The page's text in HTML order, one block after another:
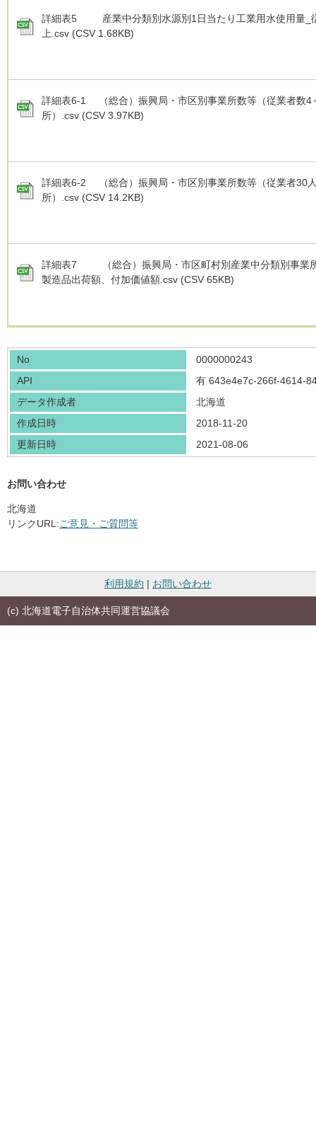
詳細表5 産業中分類別水源別1日当たり工業用水使用量_
上.csv (CSV 1.68KB)
詳細表6-1 （総合）振興局・市区別事業所数等（従業者数4
所）.csv (CSV 3.97KB)
詳細表6-2 （総合）振興局・市区別事業所数等（従業者30
所）.csv (CSV 14.2KB)
詳細表7 （総合）振興局・市区町村別産業中分類別事業
製造品出荷額、付加価値額.csv (CSV 65KB)
No
0000000243
API
有 643e4e7c-266f-4614-
データ作成者
北海道
作成日時
2018-11-20
更新日時
2021-08-06
お問い合わせ
北海道
リンクURL:ご意見・ご質問等
利用規約 | お問い合わせ
(c) 北海道電子自治体共同運営協議会